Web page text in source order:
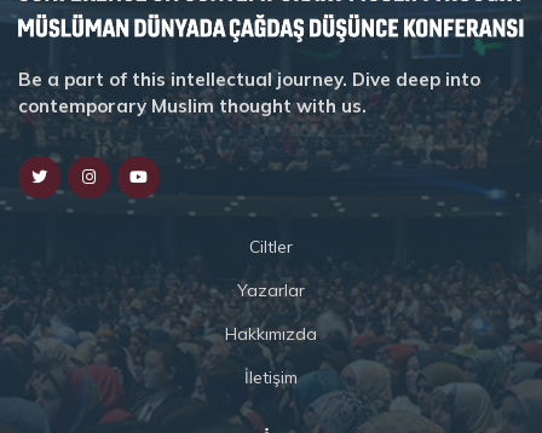
Be a part of this intellectual journey. Dive deep into
contemporary Muslim thought with us.
Ciltler
Yazarlar
Hakkımızda
İletişim